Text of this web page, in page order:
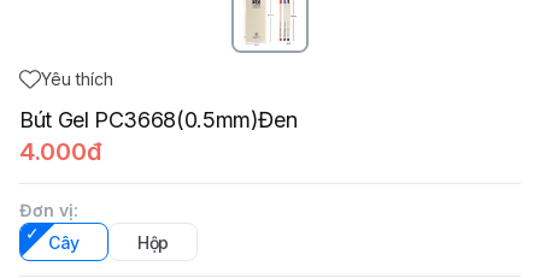
Yêu thích
Bút Gel PC3668(0.5mm)Đen
4.000đ
Đơn vị:
Cây
Hộp